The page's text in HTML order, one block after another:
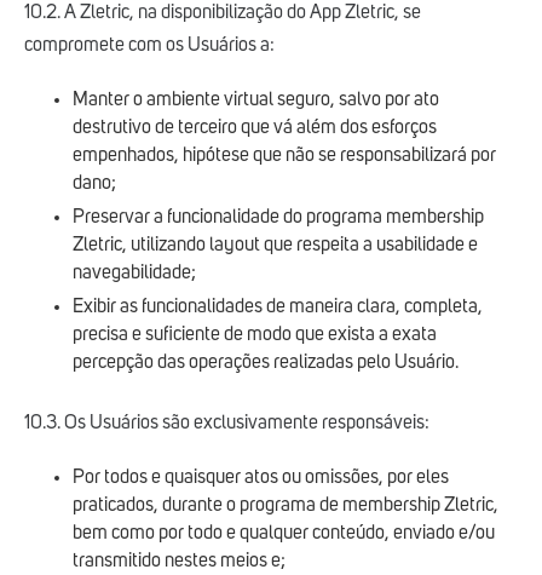
10.2. A Zletric, na disponibilização do App Zletric, se
compromete com os Usuários a:
Manter o ambiente virtual seguro, salvo por ato
destrutivo de terceiro que vá além dos esforços
empenhados, hipótese que não se responsabilizará por
dano;
Preservar a funcionalidade do programa membership
Zletric, utilizando layout que respeita a usabilidade e
navegabilidade;
Exibir as funcionalidades de maneira clara, completa,
precisa e suficiente de modo que exista a exata
percepção das operações realizadas pelo Usuário.
10.3. Os Usuários são exclusivamente responsáveis:
Por todos e quaisquer atos ou omissões, por eles
praticados, durante o programa de membership Zletric,
bem como por todo e qualquer conteúdo, enviado e/ou
transmitido nestes meios e;